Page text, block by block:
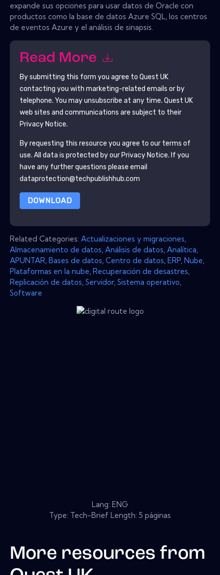
expande sus opciones para usar datos de Oracle con
productos como la base de datos Azure SQL, los centros
de eventos Azure y el análisis de sinapsis.
Read More
By submitting this form you agree to Quest UK
contacting you with marketing-related emails or by
telephone. You may unsubscribe at any time. Quest UK
web sites and communications are subject to their
Privacy Notice.
By requesting this resource you agree to our terms of
use. All data is protected by our Privacy Notice. If you
have any further questions please email
dataprotection@techpublishhub.com
DOWNLOAD
Related Categories: Actualizaciones y migraciones
Almacenamiento de datos Análisis de datos Analítica
APUNTAR Bases de datos Centro de datos ERP Nube
Plataformas en la nube Recuperación de desastres
Replicación de datos Servidor, Sistema operativo
Software
Lang: ENG
Type: Tech-Brief Length: 5 páginas
More resources from